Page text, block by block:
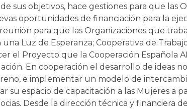
sus objetivos, hace gestiones para que las
oportunidades de financiación para la
para que las Organizaciones que
Luz de Esperanza; Cooperativa de
el Proyecto que la Cooperación Española
En cooperación el desarrollo de ideas
e implementar un modelo de
su espacio de capacitación a las Mujeres a
Desde la dirección técnica y financiera